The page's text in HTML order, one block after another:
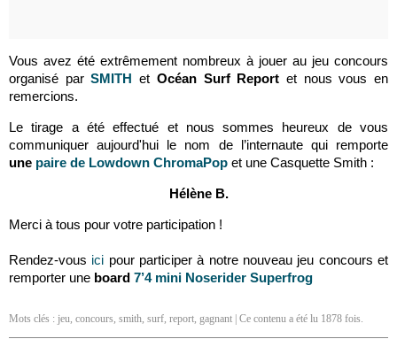
Vous avez été extrêmement nombreux à jouer au jeu concours
organisé parSMITH et Océan Surf Report et nous vous en
remercions.
Le tirage a été effectué et nous sommes heureux de vous
communiquer aujourd'hui le nom de l’internaute qui remporte
une paire de Lowdown ChromaPop et une Casquette Smith :
Hélène B.
Merci à tous pour votre participation !
Rendez-vous ici pour participer à notre nouveau jeu concours et
remporter une board 7’4 mini Noserider Superfrog
Mots clés : jeu, concours, smith, surf, report, gagnant | Ce contenu a été lu 1878 fois.